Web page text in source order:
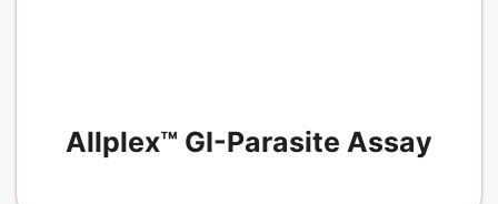
Allplex™ GI-Parasite Assay